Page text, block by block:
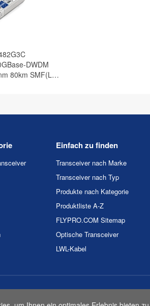
DWDM
80km SMF(LC
Einfach zu finden
Transceiver nach Marke
Transceiver nach Typ
Produkte nach Kategorie
Produktliste A-Z
FLYPRO.COM Sitemap
Optische Transceiver
LWL-Kabel